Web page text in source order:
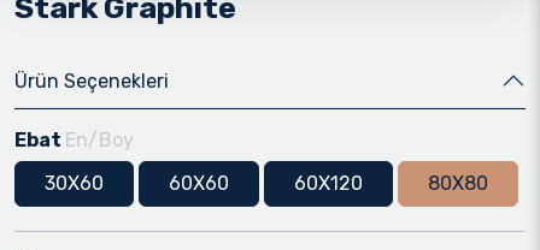
Ürün Seçenekleri
Ebat En/Boy
30X60
60X60 60X120 80X80